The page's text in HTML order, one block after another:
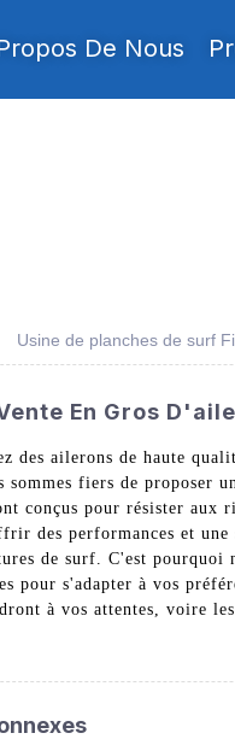
De Nous
Usine de planches de surf
En Gros
des ailerons de haute
fiers de proposer
conçus pour résister aux
des performances et
de surf. C'est pourquoi
pour s'adapter à vos
à vos attentes, voire